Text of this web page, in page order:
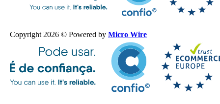
Copyright 2026 © Powered by Micro Wire